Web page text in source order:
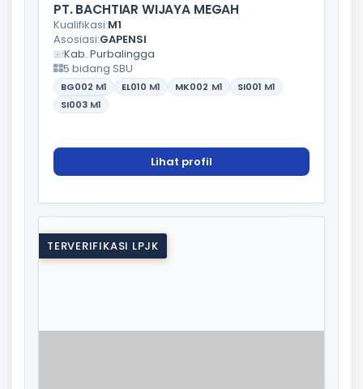
PT. BACHTIAR WIJAYA MEGAH
Kualifikasi:M1
Asosiasi:GAPENSI
Kab. Purbalingga
5 bidang SBU
BG002 M1 EL010 M1 MK002 M1 SI001 M1
SI003 M1
Lihat profil
TERVERIFIKASI LPJK